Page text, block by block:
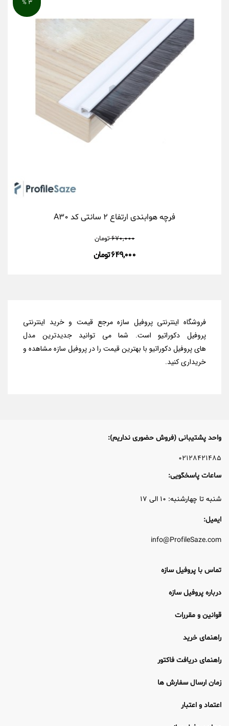
۳ %
فرچه هوابندی ارتفاع ۲ سانتی کد A۳۰
۶۷۰,۰۰۰ تومان
۶۴۹,۰۰۰ تومان
فروشگاه اینترنتی پروفیل سازه مرجع قیمت و خرید اینترنتی
پروفیل دکوراتیو است. شما می توانید جدیدترین مدل‌
های پروفیل دکوراتیو با بهترین قیمت را در پروفیل سازه مشاهده و
خریداری کنید.
واحد پشتیبانی (فروش حضوری نداریم):
۰۲۱۲۸۴۲۱۴۸۵
ساعات پاسخگویی:
شنبه تا چهارشنبه: ۱۰ الی ۱۷
ایمیل:
info@ProfileSaze.com
تماس با پروفیل سازه
درباره پروفیل سازه
قوانین و مقررات
راهنمای خرید
راهنمای دریافت فاکتور
زمان ارسال سفارش ها
اعتماد و اعتبار